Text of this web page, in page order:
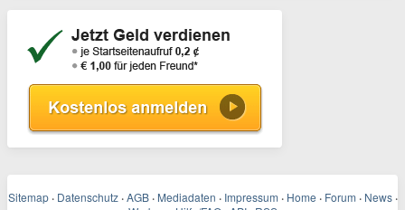
Sitemap · Datenschutz · AGB · Mediadaten · Impressum · Home · Forum · News ·